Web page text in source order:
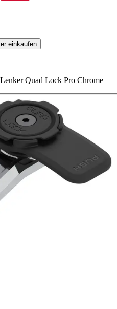
einkaufen
Quad Lock Pro Chrome